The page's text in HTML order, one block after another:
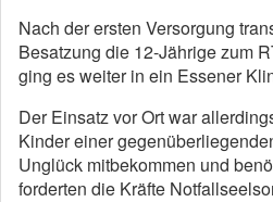
Nach der ersten Versorgung
Besatzung die 12-Jährige zum
ging es weiter in ein Essener
Der Einsatz vor Ort war
Kinder einer
Unglück mitbekommen und
forderten die Kräfte